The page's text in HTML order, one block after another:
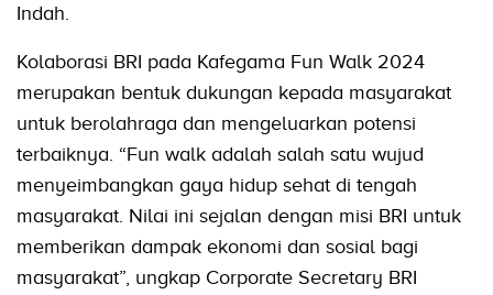
Indah.
Kolaborasi BRI pada Kafegama Fun Walk 2024
merupakan bentuk dukungan kepada masyarakat
untuk berolahraga dan mengeluarkan potensi
terbaiknya. “Fun walk adalah salah satu wujud
menyeimbangkan gaya hidup sehat di tengah
masyarakat. Nilai ini sejalan dengan misi BRI untuk
memberikan dampak ekonomi dan sosial bagi
masyarakat”, ungkap Corporate Secretary BRI